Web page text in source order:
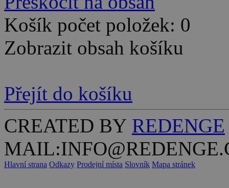
Košík počet položek: 0
Zobrazit obsah košíku
Přejít do košíku
CREATED BY REDENGE
Hlavní strana Odkazy Prodejní místa Slovník Mapa stránek